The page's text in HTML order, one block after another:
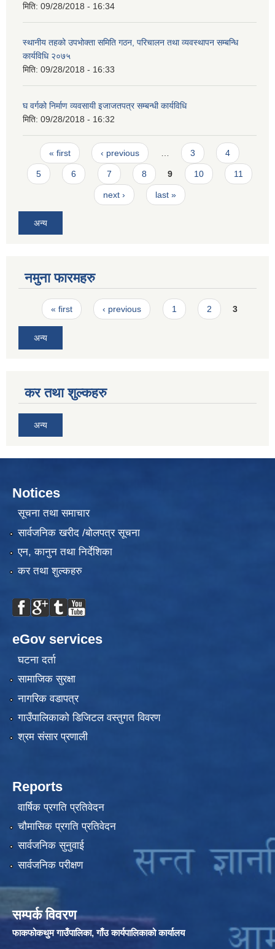
मिति: 09/28/2018 - 16:34
स्थानीय तहको उपभोक्ता समिति गठन, परिचालन तथा व्यवस्थापन सम्बन्धि
कार्यविधि २०७५
मिति: 09/28/2018 - 16:33
घ वर्गको निर्माण व्यवसायी इजाजतपत्र सम्बन्धी कार्यविधि
मिति: 09/28/2018 - 16:32
Pages
« first ‹ previous 3 4
5 6 7 8 9 10 11
next › last »
अन्य
नमुना फारमहरु
Pages
« first ‹ previous 1 2 3
अन्य
कर तथा शुल्कहरु
अन्य
Notices
सूचना तथा समाचार
सार्वजनिक खरीद /बोलपत्र सूचना
एन, कानुन तथा निर्देशिका
कर तथा शुल्कहरु
eGov services
घटना दर्ता
सामाजिक सुरक्षा
नागरिक वडापत्र
गाउँपालिकाको डिजिटल वस्तुगत विवरण
श्रम संसार प्रणाली
Reports
वार्षिक प्रगति प्रतिवेदन
चौमासिक प्रगति प्रतिवेदन
सार्वजनिक सुनुवाई
सार्वजनिक परीक्षण
सम्पर्क विवरण
फाकफोकथुम गाउँपालिका, गाँउ कार्यपालिकाको कार्यालय